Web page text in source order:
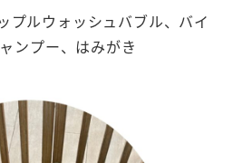
プルウォッシュバブル、バイ
ンプー、はみがき